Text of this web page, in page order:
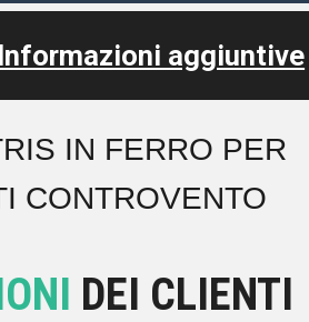
Informazioni aggiuntive
IN FERRO PER
CONTROVENTO
DEI CLIENTI